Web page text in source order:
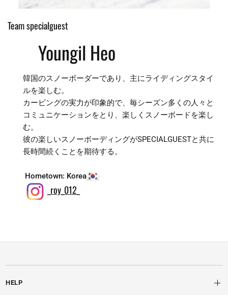
Team specialguest
Youngil Heo
韓国のスノーボーダーであり、主にライディングスタイ
ルを楽しむ。
カービングの実力が印象的で、毎シーズン多くの人々と
コミュニケーションをとり、楽しくスノーボードを楽し
む。
彼の楽しいスノーボーディングがSPECIALGUESTと共に
長時間続くことを期待する。
Hometown: Korea
_roy_012_
HELP